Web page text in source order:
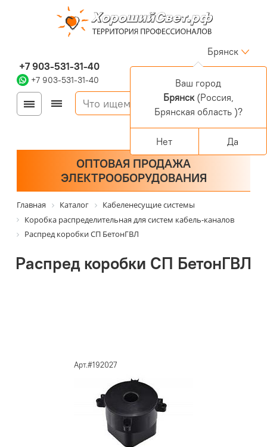
+7 903-531-31-40
+7 903-531-31-40
Брянск
Войти
Регистрация
Корзина
0 позиций
ОПТОВАЯ ПРОДАЖА
ЭЛЕКТРООБОРУДОВАНИЯ
Главная Каталог
Кабеленесущие системы
Коробка распределительная для систем кабель-каналов
Распред коробки СП БетонГВЛ
Распред коробки СП БетонГВЛ
Арт.#192027
Ваш город
Брянск(Россия,
Брянская область )?
Нет Да